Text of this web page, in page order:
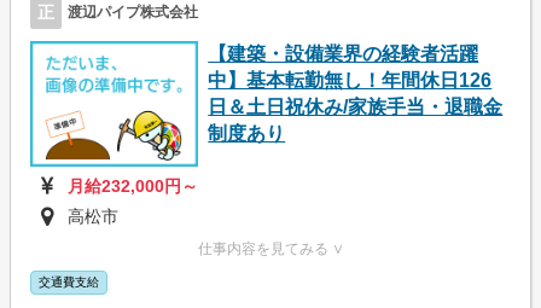
正 渡辺パイプ株式会社
【建築・設備業界の経験者活躍
中】基本転勤無し！年間休日126
日＆土日祝休み/家族手当・退職金
制度あり
月給232,000円～
高松市
仕事内容を見てみる ∨
交通費支給